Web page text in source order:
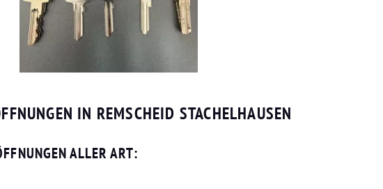
IN REMSCHEID STACHELHAUSEN
ALLER ART: